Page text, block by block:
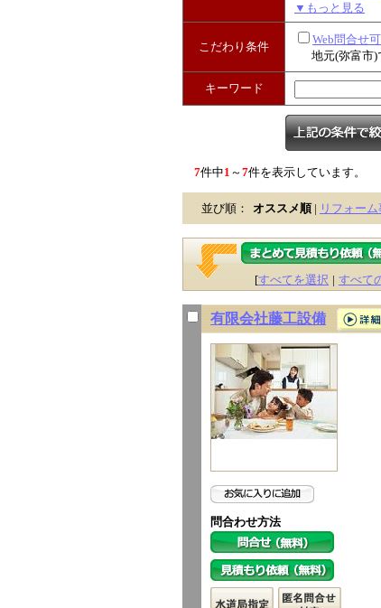
▼もっと見る
こだわり条件
Web問合せ可
地元(弥富市)
キーワード
7件中1 ～7件を表示しています。
並び順： オススメ順 | リフォー
[すべてを選択 | すべて
有限会社藤工設備
問合わせ方法